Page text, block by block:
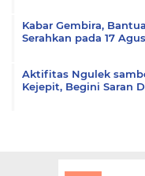
Kabar Gembira,
Serahkan pada 17
Aktifitas Ngulek
Kejepit, Begini Saran